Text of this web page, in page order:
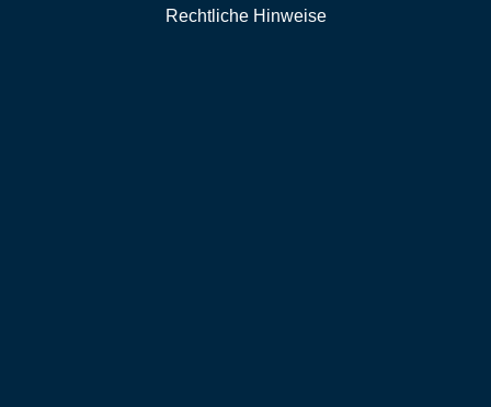
Rechtliche Hinweise